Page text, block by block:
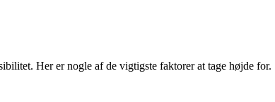
Her er nogle af de vigtigste faktorer at tage højde for.